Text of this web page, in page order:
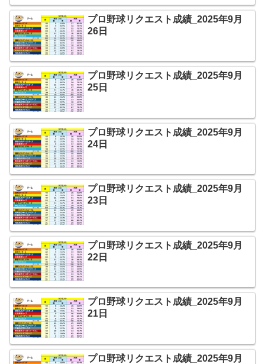
プロ野球リクエスト成績_2025年9月
26日
プロ野球リクエスト成績_2025年9月
25日
プロ野球リクエスト成績_2025年9月
24日
プロ野球リクエスト成績_2025年9月
23日
プロ野球リクエスト成績_2025年9月
22日
プロ野球リクエスト成績_2025年9月
21日
プロ野球リクエスト成績_2025年9月